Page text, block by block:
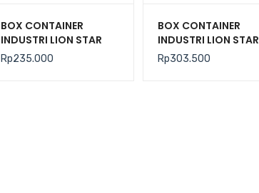
BOX CONTAINER
INDUSTRI LION STAR
TIPE IC-28 FORTE
CRATE 302
Rp235.000
BOX CONTAINER
INDUSTRI LION STAR
TIPE IC-29 FORTE
CRATE 303
Rp303.500